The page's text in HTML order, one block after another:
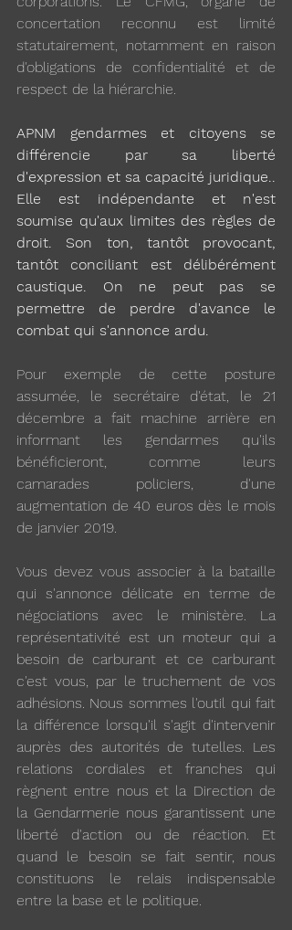
concertation reconnu est limité
statutairement, notamment en raison
d'obligations de confidentialité et de
respect de la hiérarchie.
APNM gendarmes et citoyens se
différencie par sa liberté
d'expression et sa capacité juridique..
Elle est indépendante et n'est
soumise qu'aux limites des règles de
droit. Son ton, tantôt provocant,
tantôt conciliant est délibérément
caustique. On ne peut pas se
permettre de perdre d'avance le
combat qui s'annonce ardu.
Pour exemple de cette posture
assumée, le secrétaire d'état, le 21
décembre a fait machine arrière en
informant les gendarmes qu'ils
bénéficieront, comme leurs
camarades policiers, d'une
augmentation de 40 euros dès le mois
de janvier 2019.
Vous devez vous associer à la bataille
qui s'annonce délicate en terme de
négociations avec le ministère. La
représentativité est un moteur qui a
besoin de carburant et ce carburant
c'est vous, par le truchement de vos
adhésions. Nous sommes l'outil qui fait
la différence lorsqu'il s'agit d'intervenir
auprès des autorités de tutelles. Les
relations cordiales et franches qui
règnent entre nous et la Direction de
la Gendarmerie nous garantissent une
liberté d'action ou de réaction. Et
quand le besoin se fait sentir, nous
constituons le relais indispensable
entre la base et le politique.